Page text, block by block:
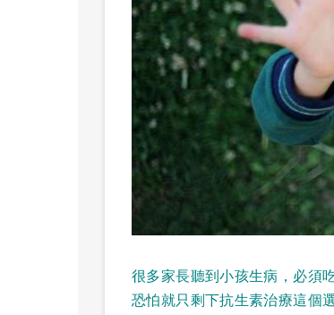
很多家長聽到小孩生病，必須
恐怕就只剩下抗生素治療這個